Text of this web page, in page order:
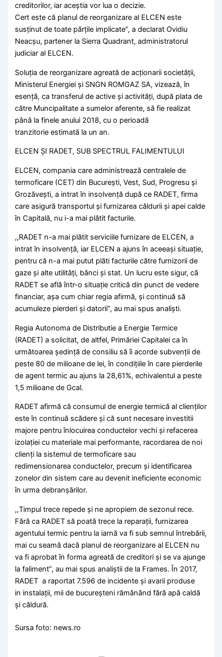
creditorilor, iar aceștia vor lua o decizie.
Cert este că planul de reorganizare al ELCEN este
susținut de toate părțile implicate”, a declarat Ovidiu
Neacșu, partener la Sierra Quadrant, administratorul
judiciar al ELCEN.
Soluția de reorganizare agreată de acționarii societății,
Ministerul Energiei și SNGN ROMGAZ SA, vizează, în
esență, ca transferul de active și activități, după plata de
către Muncipalitate a sumelor aferente, să fie realizat
până la finele anului 2018, cu o perioadă
tranzitorie estimată la un an.
ELCEN ȘI RADET, SUB SPECTRUL FALIMENTULUI
ELCEN, compania care administrează centralele de
termoficare (CET) din Bucureşti, Vest, Sud, Progresu şi
Grozăveşti, a intrat în insolvență după ce RADET, firma
care asigură transportul şi furnizarea căldurii și apei calde
în Capitală, nu i-a mai plătit facturile.
,,RADET n-a mai plătit serviciile furnizare de ELCEN, a
intrat în insolvență, iar ELCEN a ajuns în aceeași situație,
pentru că n-a mai putut plăti facturile către furnizorii de
gaze și alte utilități, bănci și stat. Un lucru este sigur, că
RADET se află într-o situație critică din punct de vedere
financiar, așa cum chiar regia afirmă, și continuă să
acumuleze pierderi și datorii”, au mai spus analiști.
Regia Autonoma de Distributie a Energie Termice
(RADET) a solicitat, de altfel, Primăriei Capitalei ca în
următoarea ședință de consiliu să îi acorde subvenții de
peste 80 de milioane de lei, în condițiile în care pierderile
de agent termic au ajuns la 28,61%, echivalentul a peste
1,5 milioane de Gcal.
RADET afirmă că consumul de energie termică al clienților
este în continuă scădere și că sunt necesare investitii
majore pentru înlocuirea conductelor vechi și refacerea
izolației cu materiale mai performante, racordarea de noi
clienți la sistemul de termoficare sau
redimensionarea conductelor, precum și identificarea
zonelor din sistem care au devenit ineficiente economic
în urma debranșărilor.
,,Timpul trece repede și ne apropiem de sezonul rece.
Fără ca RADET să poată trece la reparații, furnizarea
agentului termic pentru la iarnă va fi sub semnul întrebării,
mai cu seamă dacă planul de reorganizare al ELCEN nu
va fi aprobat în forma agreată de creditori și se va ajunge
la faliment”, au mai spus analiștii de la Frames. În 2017,
RADET a raportat 7.596 de incidente și avarii produse
in instalații, mii de bucureșteni rămânând fără apă caldă
și căldură.
Sursa foto: news.ro